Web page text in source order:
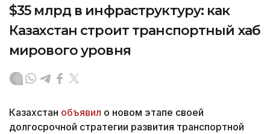
$35 млрд в инфраструктуру: как
Казахстан строит транспортный хаб
мирового уровня
Казахстан объявил о новом этапе своей
долгосрочной стратегии развития транспортной